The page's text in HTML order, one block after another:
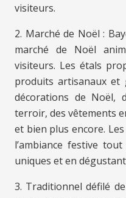
visiteurs.
2. Marché de Noël :
marché de Noël
visiteurs. Les étals
produits artisanaux et
décorations de Noël,
terroir, des vêtements
et bien plus encore.
l’ambiance festive
uniques et en
3. Traditionnel défilé